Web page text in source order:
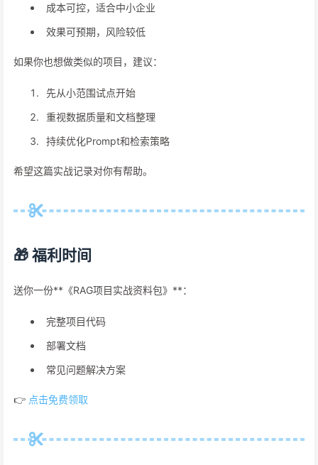
成本可控，适合中小企业
效果可预期，风险较低
如果你也想做类似的项目，建议：
先从小范围试点开始
重视数据质量和文档整理
持续优化Prompt和检索策略
希望这篇实战记录对你有帮助。
🎁 福利时间
送你一份**《RAG项目实战资料包》**：
完整项目代码
部署文档
常见问题解决方案
👉 点击免费领取